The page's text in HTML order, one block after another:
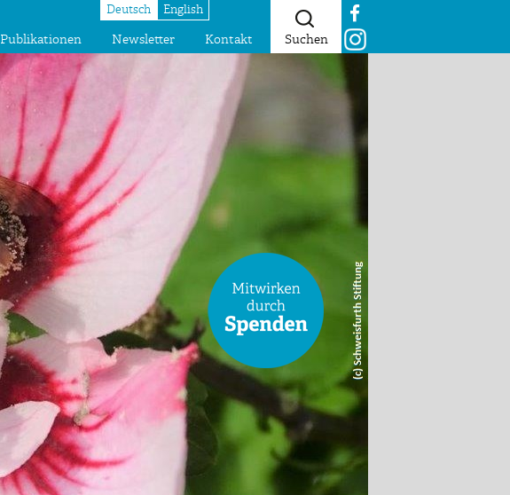
Publikationen Newsletter Kontakt Suchen
Deutsch English